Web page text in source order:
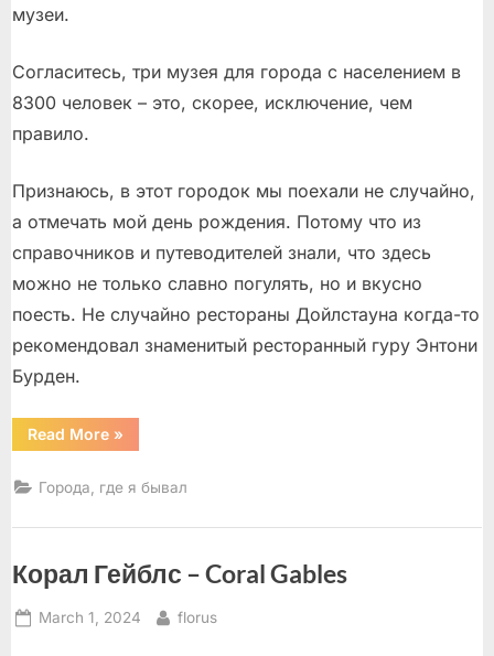
музеи.
Согласитесь, три музея для города с населением в
8300 человек – это, скорее, исключение, чем
правило.
Признаюсь, в этот городок мы поехали не случайно,
а отмечать мой день рождения. Потому что из
справочников и путеводителей знали, что здесь
можно не только славно погулять, но и вкусно
поесть. Не случайно рестораны Дойлстауна когда-то
рекомендовал знаменитый ресторанный гуру Энтони
Бурден.
Read More“Дойлстаун
–
музеев”
»
Города, где я бывал
Корал Гейблс – Coral Gables
Posted
March 1, 2024 By
florus